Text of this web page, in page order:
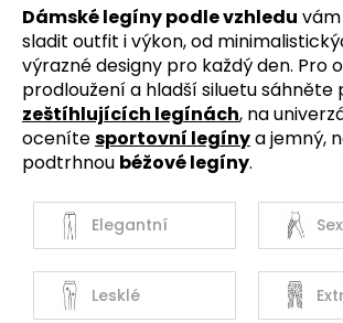
Dámské legíny podle vzhledu
sladit outfit i výkon, od
výrazné designy pro každý den. Pro
prodloužení a hladší siluetu sáhněte
zeštíhlujících legínách, na
ocenítesportovní legínya jemný,
podtrhnou béžové legíny.
Elegantní
Lesklé
o
t
ř
e
b
u